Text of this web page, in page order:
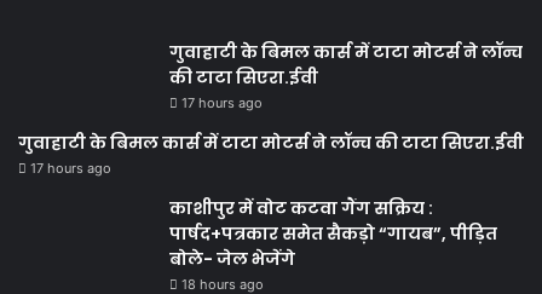
गुवाहाटी के बिमल कार्स में टाटा मोटर्स ने लॉन्च
की टाटा सिएरा.ईवी
17 hours ago
गुवाहाटी के बिमल कार्स में टाटा मोटर्स ने लॉन्च की टाटा सिएरा.ईवी
17 hours ago
काशीपुर में वोट कटवा गैंग सक्रिय :
पार्षद+पत्रकार समेत सैकड़ो “गायब”, पीड़ित
बोले- जेल भेजेंगे
18 hours ago